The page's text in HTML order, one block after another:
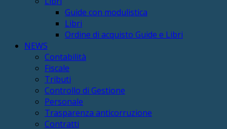
Guide con modulistica
Libri
Ordine di acquisto Guide e Libri
NEWS
Contabilità
Fiscale
Tributi
Controllo di Gestione
Personale
Trasparenza anticorruzione
Contratti